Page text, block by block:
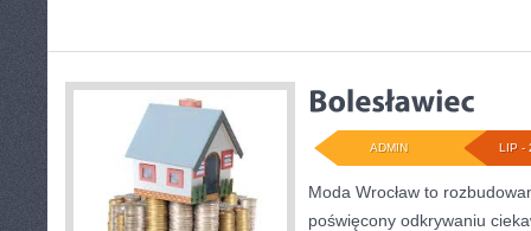
LIP -
ADMIN
Moda Wrocław to
poświęcony odkrywaniu